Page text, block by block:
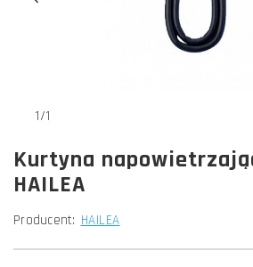
1/1
Kurtyna
HAILEA
Producent: HAILEA